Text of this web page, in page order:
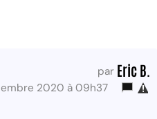
par Eric B.
2020 à 09h37